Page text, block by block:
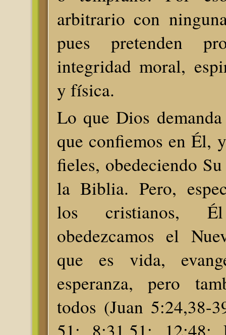
arbitrario con
pues pretenden
integridad moral,
y física.
Lo que Dios
que confiemos en Él,
fieles, obedeciendo
la Biblia. Pero,
los cristianos,
obedezcamos el
que es vida,
esperanza, pero
todos (Juan 5:24,38-
51; 8:31,51;